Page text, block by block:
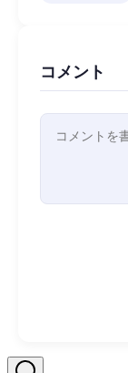
コメント